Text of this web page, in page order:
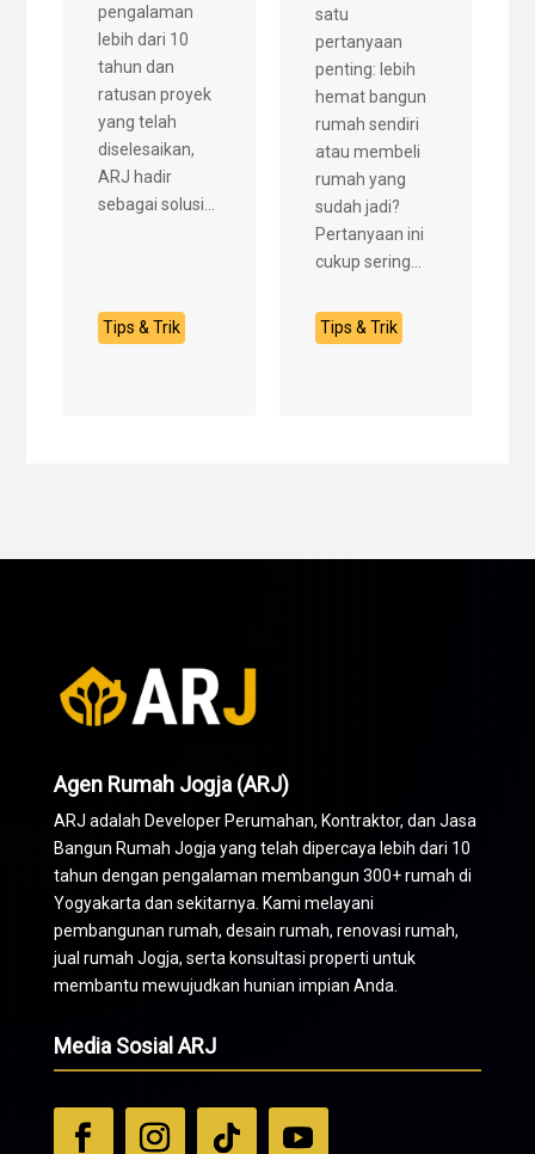
pengalaman
lebih dari 10
tahun dan
ratusan proyek
yang telah
diselesaikan,
ARJ hadir
sebagai solusi...
Tips & Trik
satu
pertanyaan
penting: lebih
hemat bangun
rumah sendiri
atau membeli
rumah yang
sudah jadi?
Pertanyaan ini
cukup sering...
Tips & Trik
Agen Rumah Jogja (ARJ)
ARJ adalah Developer Perumahan, Kontraktor, dan Jasa
Bangun Rumah Jogja yang telah dipercaya lebih dari 10
tahun dengan pengalaman membangun 300+ rumah di
Yogyakarta dan sekitarnya. Kami melayani
pembangunan rumah, desain rumah, renovasi rumah,
jual rumah Jogja, serta konsultasi properti untuk
membantu mewujudkan hunian impian Anda.
Media Sosial ARJ